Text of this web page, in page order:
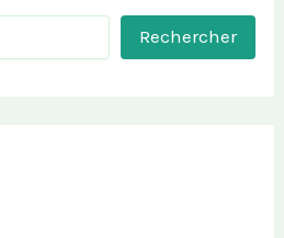
Rechercher